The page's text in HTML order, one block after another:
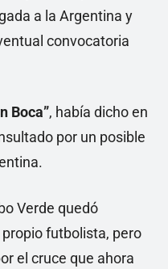
a la Argentina y
convocatoria
Boca”, había dicho en
por un posible
Verde quedó
futbolista, pero
el cruce que ahora